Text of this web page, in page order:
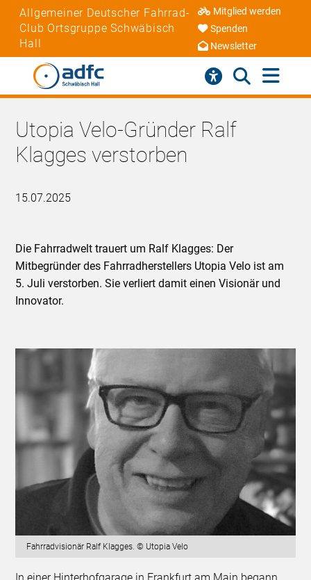
Allgemeiner Deutscher Fahrrad-
Club Ortsgruppe Schwäbisch
Hall
Mitglied werden
Spenden
Newsletter
Utopia Velo-Gründer Ralf
Klagges verstorben
15.07.2025
Die Fahrradwelt trauert um Ralf Klagges: Der
Mitbegründer des Fahrradherstellers Utopia Velo ist am
5. Juli verstorben. Sie verliert damit einen Visionär und
Innovator.
Fahrradvisionär Ralf Klagges. © Utopia Velo